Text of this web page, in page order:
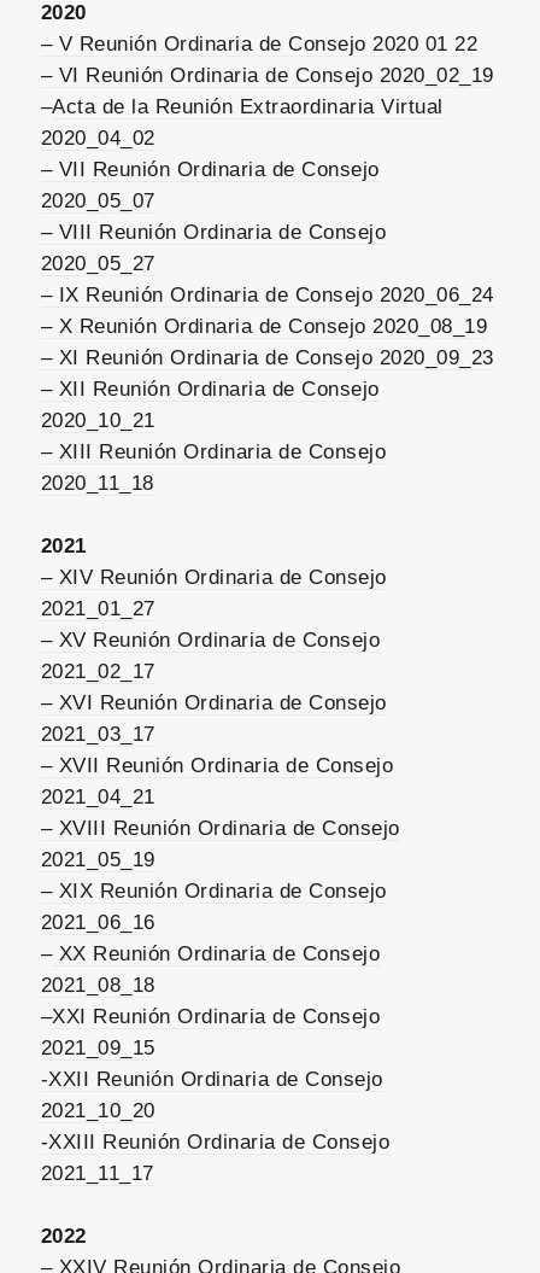
2020
– V Reunión Ordinaria de Consejo 2020 01 22
– VI Reunión Ordinaria de Consejo 2020_02_19
–Acta de la Reunión Extraordinaria Virtual
2020_04_02
– VII Reunión Ordinaria de Consejo
2020_05_07
– VIII Reunión Ordinaria de Consejo
2020_05_27
– IX Reunión Ordinaria de Consejo 2020_06_24
– X Reunión Ordinaria de Consejo 2020_08_19
– XI Reunión Ordinaria de Consejo 2020_09_23
– XII Reunión Ordinaria de Consejo
2020_10_21
– XIII Reunión Ordinaria de Consejo
2020_11_18
2021
– XIV Reunión Ordinaria de Consejo
2021_01_27
– XV Reunión Ordinaria de Consejo
2021_02_17
– XVI Reunión Ordinaria de Consejo
2021_03_17
– XVII Reunión Ordinaria de Consejo
2021_04_21
– XVIII Reunión Ordinaria de Consejo
2021_05_19
– XIX Reunión Ordinaria de Consejo
2021_06_16
–XX Reunión Ordinaria de Consejo
2021_08_18
–XXI Reunión Ordinaria de Consejo
2021_09_15
-XXII Reunión Ordinaria de Consejo
2021_10_20
-XXIII Reunión Ordinaria de Consejo
2021_11_17
2022
– XXIV Reunión Ordinaria de Consejo